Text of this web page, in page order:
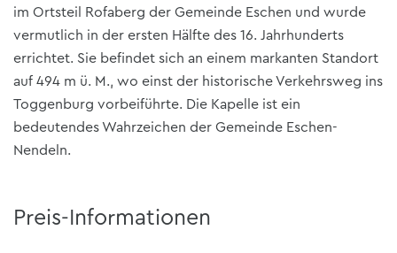
im Ortsteil Rofaberg der Gemeinde Eschen und wurde
vermutlich in der ersten Hälfte des 16. Jahrhunderts
errichtet. Sie befindet sich an einem markanten Standort
auf 494 m ü. M., wo einst der historische Verkehrsweg ins
Toggenburg vorbeiführte. Die Kapelle ist ein
bedeutendes Wahrzeichen der Gemeinde Eschen-
Nendeln.
Preis-Informationen